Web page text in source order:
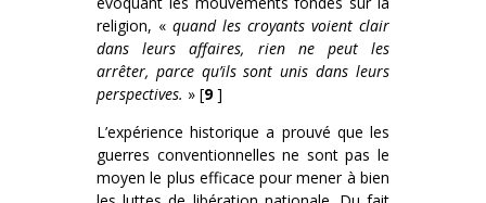
religion, « quand les croyants voient clair
dans leurs affaires, rien ne peut les
arrêter, parce qu’ils sont unis dans leurs
perspectives. » [9]
L’expérience historique a prouvé que les
guerres conventionnelles ne sont pas le
moyen le plus efficace pour mener à bien